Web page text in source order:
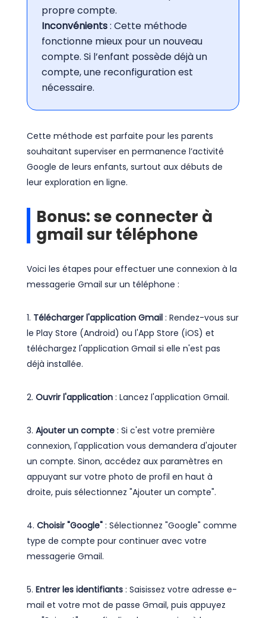
propre compte.
Inconvénients: Cette méthode
fonctionne mieux pour un nouveau
compte. Si l’enfant possède déjà un
compte, une reconfiguration est
nécessaire.
Cette méthode est parfaite pour les parents
souhaitant superviser en permanence l’activité
Google de leurs enfants, surtout aux débuts de
leur exploration en ligne.
Bonus: se connecter à
gmail sur téléphone
Voici les étapes pour effectuer une connexion à la
messagerie Gmail sur un téléphone :
1. Télécharger l'application Gmail : Rendez-vous sur
le Play Store (Android) ou l'App Store (iOS) et
téléchargez l'application Gmail si elle n'est pas
déjà installée.
2. Ouvrir l'application : Lancez l'application Gmail.
3. Ajouter un compte : Si c'est votre première
connexion, l'application vous demandera d'ajouter
un compte. Sinon, accédez aux paramètres en
appuyant sur votre photo de profil en haut à
droite, puis sélectionnez "Ajouter un compte".
4. Choisir "Google" : Sélectionnez "Google" comme
type de compte pour continuer avec votre
messagerie Gmail.
5. Entrer les identifiants : Saisissez votre adresse e-
mail et votre mot de passe Gmail, puis appuyez